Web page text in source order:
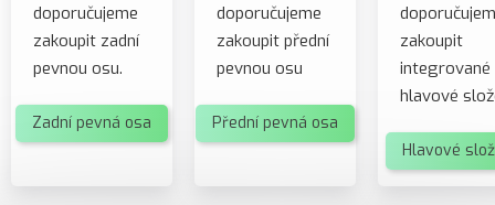
doporučujeme
zakoupit zadní
pevnou osu.
Zadní pevná osa
doporučujeme
zakoupit přední
pevnou osu
Přední pevná osa
zakoupit
integrované
hlavové
Hlavové